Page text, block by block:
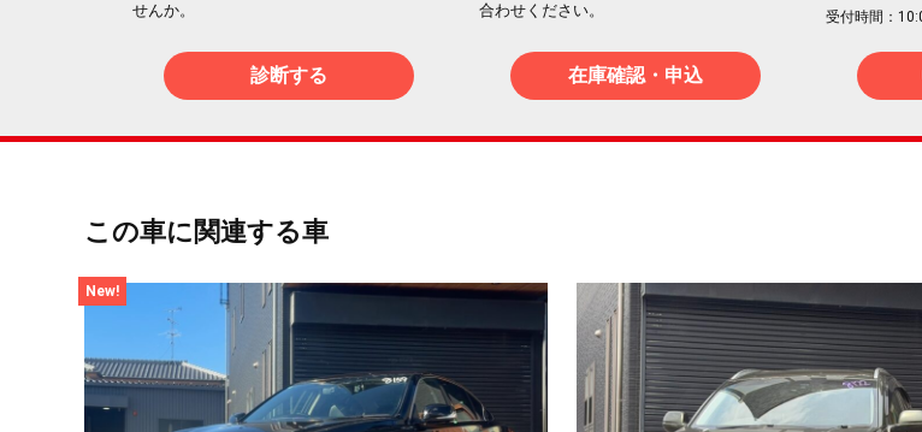
せんか。
診断する
合わせください。
在庫確認・申込
受付時間：
この車に関連する車
New!